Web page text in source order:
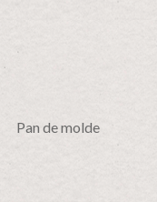
Pan de molde